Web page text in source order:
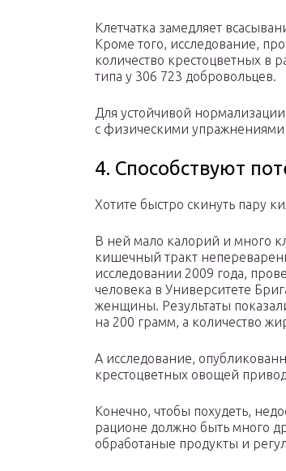
Клетчатка замедляет
Кроме того, исследование,
количество крестоцветных в
типа у 306 723 добровольцев.
Для устойчивой
с физическими
4. Способствуют
Хотите быстро скинуть пару
В ней мало калорий и много
кишечный тракт
исследовании 2009 года,
человека в Университете
женщины. Результаты
на 200 грамм, а количество
А исследование,
крестоцветных овощей
Конечно, чтобы похудеть,
рационе должно быть много
обработаные продукты и